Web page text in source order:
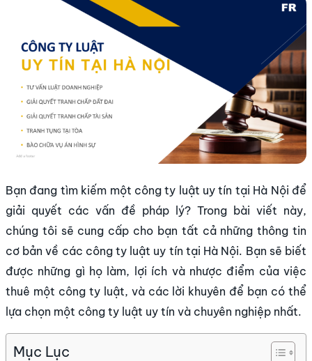
Bạn đang tìm kiếm một công ty luật uy tín tại Hà Nội để
giải quyết các vấn đề pháp lý? Trong bài viết này,
chúng tôi sẽ cung cấp cho bạn tất cả những thông tin
cơ bản về các công ty luật uy tín tại Hà Nội. Bạn sẽ biết
được những gì họ làm, lợi ích và nhược điểm của việc
thuê một công ty luật, và các lời khuyên để bạn có thể
lựa chọn một công ty luật uy tín và chuyên nghiệp nhất.
Mục Lục